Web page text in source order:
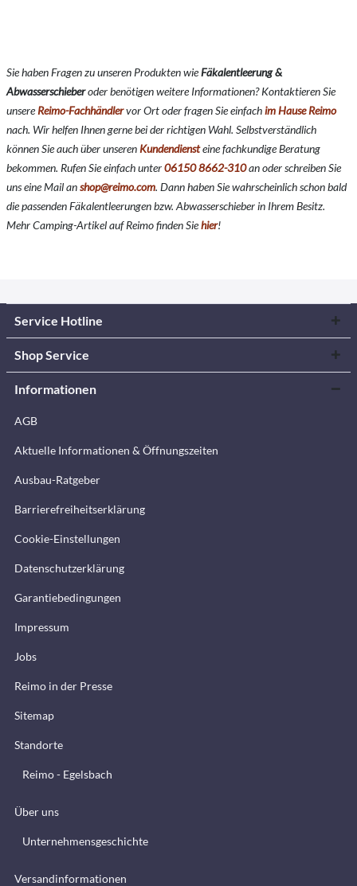
Sie haben Fragen zu unseren Produkten wieFäkalentleerung &
Abwasserschieberoder benötigen weitere Informationen? Kontaktieren Sie
unsereReimo-Fachhändlervor Ort oder fragen Sie einfachim Hause Reimo
nach. Wir helfen Ihnen gerne bei der richtigen Wahl. Selbstverständlich
können Sie auch über unseren Kundendiensteine fachkundige Beratung
bekommen. Rufen Sie einfach unter06150 8662-310an oder schreiben Sie
uns eine Mail anshop@reimo.com. Dann haben Sie wahrscheinlich schon bald
die passenden Fäkalentleerungen bzw. Abwasserschieber in Ihrem Besitz.
Mehr Camping-Artikel auf Reimo finden Siehier!
Service Hotline
Shop Service
Informationen
AGB
Aktuelle Informationen & Öffnungszeiten
Ausbau-Ratgeber
Barrierefreiheitserklärung
Cookie-Einstellungen
Datenschutzerklärung
Garantiebedingungen
Impressum
Jobs
Reimo in der Presse
Sitemap
Standorte
Reimo - Egelsbach
Über uns
Unternehmensgeschichte
Versandinformationen